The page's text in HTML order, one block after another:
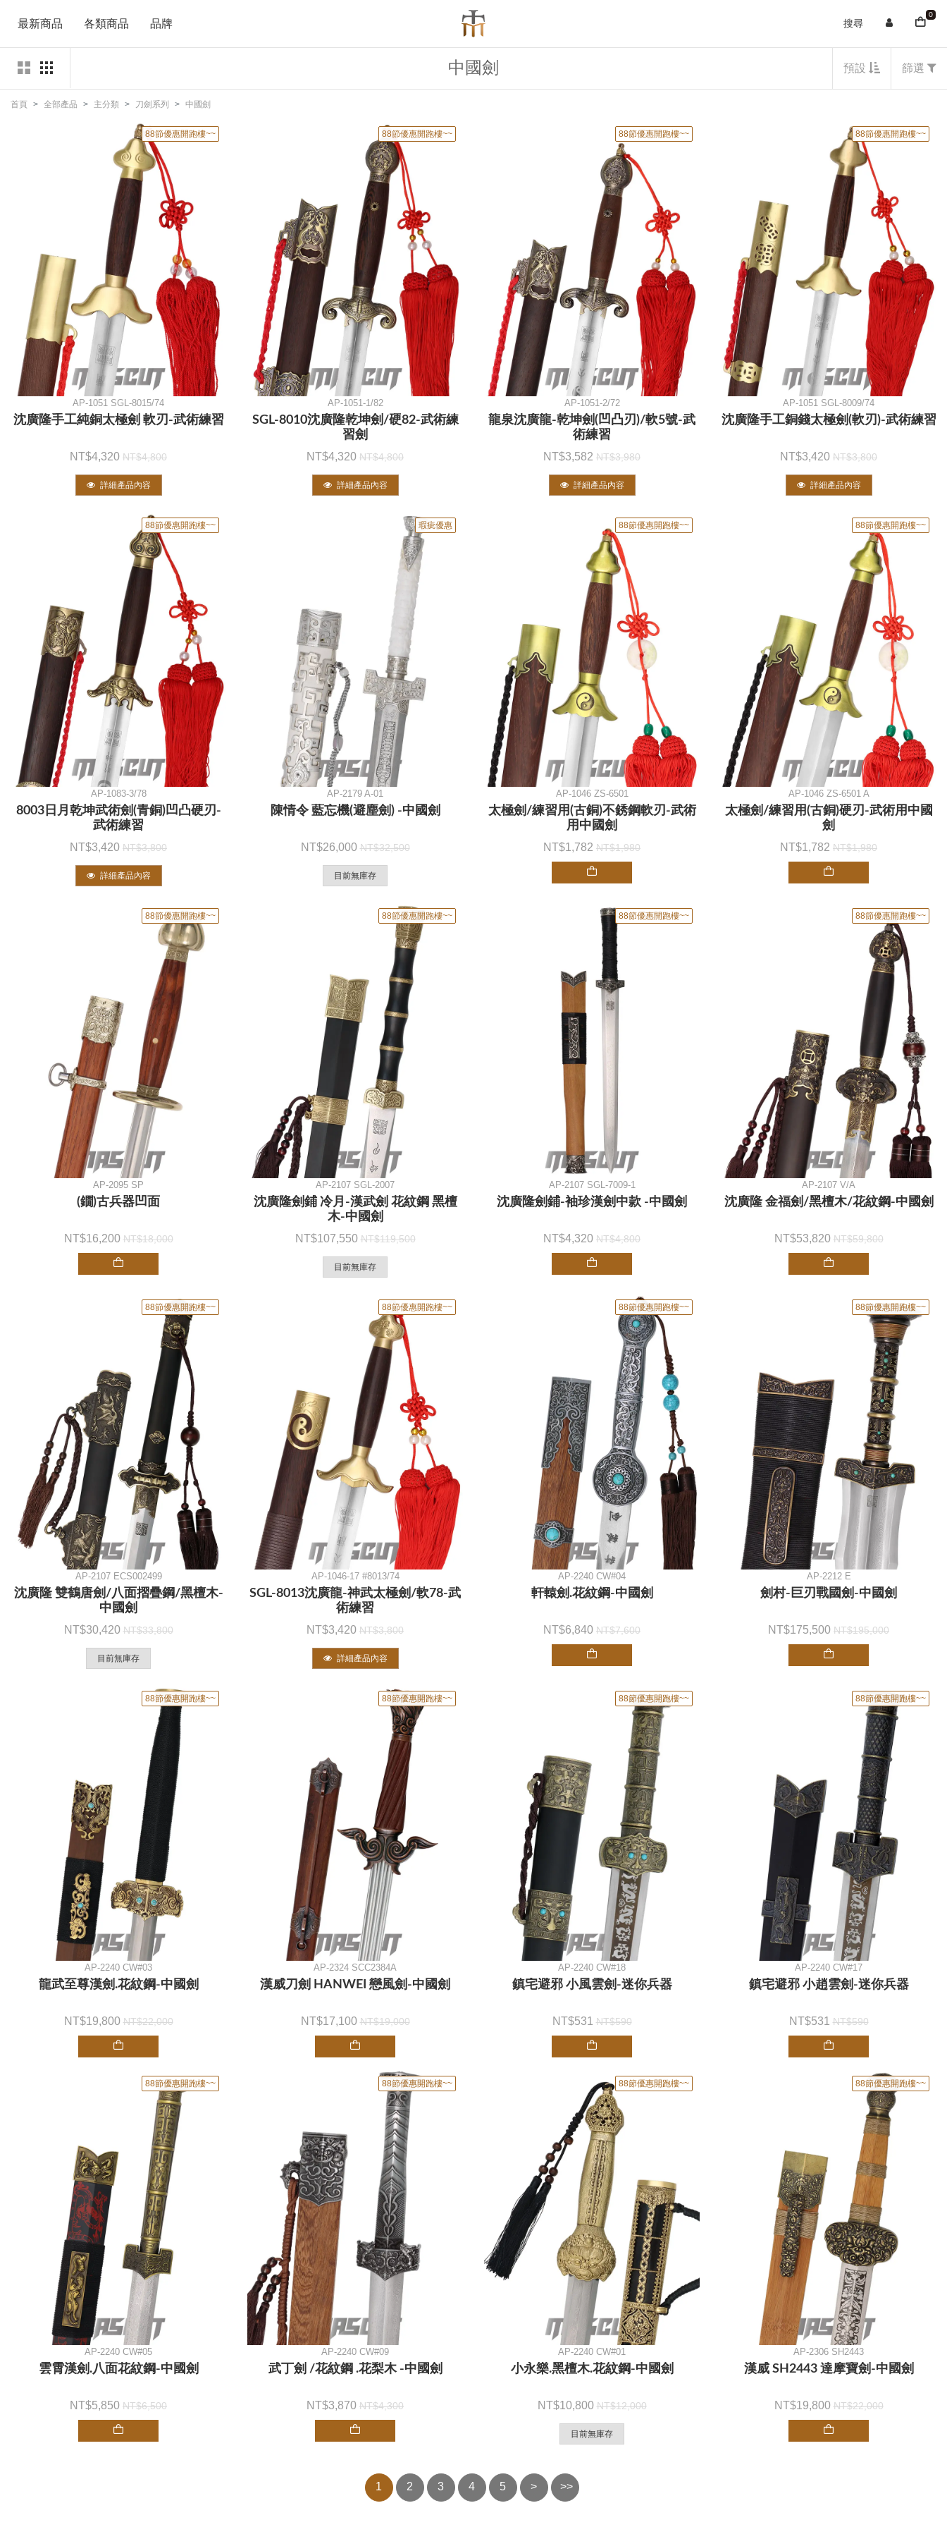
最新商品 各類商品 品牌 搜尋
0
中國劍 預設 篩選
首頁 全部產品 主分類 刀劍系列 中國劍
88節優惠開跑樓~~
AP-1051 SGL-8015/74
沈廣隆手工純銅太極劍 軟刃-武術練習
4,320 4,800
詳細產品內容
88節優惠開跑樓~~
AP-1051-1/82
SGL-8010沈廣隆乾坤劍/硬82-武術練
習劍
4,320 4,800
詳細產品內容
88節優惠開跑樓~~
AP-1051-2/72
龍泉沈廣龍-乾坤劍(凹凸刃)/軟5號-武
術練習
3,582 3,980
詳細產品內容
88節優惠開跑樓~~
AP-1051 SGL-8009/74
沈廣隆手工銅錢太極劍(軟刃)-武術練習
3,420 3,800
詳細產品內容
88節優惠開跑樓~~
AP-1083-3/78
8003日月乾坤武術劍(青銅)凹凸硬刃-
武術練習
3,420 3,800
詳細產品內容
瑕疵優惠
AP-2179 A-01
陳情令 藍忘機(避塵劍) -中國劍
26,000 32,500
目前無庫存
88節優惠開跑樓~~
AP-1046 ZS-6501
太極劍/練習用(古銅)不銹鋼軟刃-武術
用中國劍
1,782 1,980
88節優惠開跑樓~~
AP-1046 ZS-6501 A
太極劍/練習用(古銅)硬刃-武術用中國
劍
1,782 1,980
88節優惠開跑樓~~
AP-2095 SP
(鐗)古兵器凹面
16,200 18,000
88節優惠開跑樓~~
AP-2107 SGL-2007
沈廣隆劍鋪 冷月-漢武劍 花紋鋼 黑檀
木-中國劍
107,550 119,500
目前無庫存
88節優惠開跑樓~~
AP-2107 SGL-7009-1
沈廣隆劍鋪-袖珍漢劍中款 -中國劍
4,320 4,800
88節優惠開跑樓~~
AP-2107 V/A
沈廣隆 金福劍/黑檀木/花紋鋼-中國劍
53,820 59,800
88節優惠開跑樓~~
AP-2107 ECS002499
沈廣隆 雙鶴唐劍/八面摺疊鋼/黑檀木-
中國劍
30,420 33,800
目前無庫存
88節優惠開跑樓~~
AP-1046-17 #8013/74
SGL-8013沈廣龍-神武太極劍/軟78-武
術練習
3,420 3,800
詳細產品內容
88節優惠開跑樓~~
AP-2240 CW#04
軒轅劍.花紋鋼-中國劍
6,840 7,600
88節優惠開跑樓~~
AP-2212 E
劍村-巨刃戰國劍-中國劍
175,500 195,000
88節優惠開跑樓~~
AP-2240 CW#03
龍武至尊漢劍.花紋鋼-中國劍
19,800 22,000
88節優惠開跑樓~~
AP-2324 SCC2384A
漢威刀劍 HANWEI 戀風劍-中國劍
17,100 19,000
88節優惠開跑樓~~
AP-2240 CW#18
鎮宅避邪 小風雲劍-迷你兵器
531 590
88節優惠開跑樓~~
AP-2240 CW#17
鎮宅避邪 小趙雲劍-迷你兵器
531 590
88節優惠開跑樓~~
AP-2240 CW#05
雲霄漢劍.八面花紋鋼-中國劍
5,850 6,500
88節優惠開跑樓~~
AP-2240 CW#09
武丁劍 /花紋鋼 .花梨木 -中國劍
3,870 4,300
88節優惠開跑樓~~
AP-2240 CW#01
小永樂.黑檀木.花紋鋼-中國劍
10,800 12,000
目前無庫存
88節優惠開跑樓~~
AP-2306 SH2443
漢威 SH2443 達摩寶劍-中國劍
19,800 22,000
1 2 3 4 5 > >>